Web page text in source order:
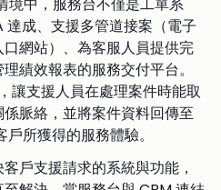
達成、支援多管道接案（電子
網站）、為客服人員提供完
績效報表的服務交付平台。
讓支援人員在處理案件時能取
脈絡，並將案件資料回傳至
所獲得的服務體驗。
戶支援請求的系統與功能，